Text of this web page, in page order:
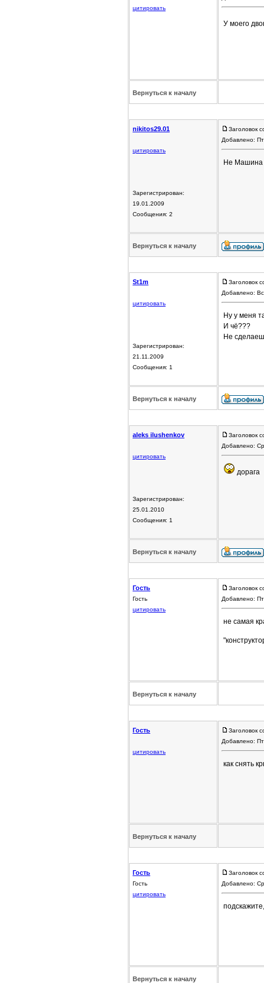
цитировать
У моего
Вернуться к началу
nikitos29.01
цитировать
Зарегистрирован:
19.01.2009
Сообщения: 2
Заголовок
Добавлено:
Не
Вернуться к началу
St1m
цитировать
Зарегистрирован:
21.11.2009
Сообщения: 1
Заголовок
Добавлено:
Ну у меня
И чё???
Не
Вернуться к началу
aleks ilushenkov
цитировать
Зарегистрирован:
25.01.2010
Сообщения: 1
Заголовок
Добавлено:
дорага
Вернуться к началу
Гость
Гость
цитировать
Заголовок
Добавлено:
не самая
Вернуться к началу
Гость
цитировать
Заголовок
Добавлено:
как снять
Вернуться к началу
Гость
Гость
цитировать
Заголовок
Добавлено:
Вернуться к началу